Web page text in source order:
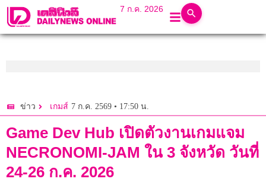
7 ก.ค. 2026
ข่าว เกมส์ 7 ก.ค. 2569 • 17:50 น.
Game Dev Hub เปิดตัวงานเกมแจม
NECRONOMI-JAM ใน 3 จังหวัด วันที่
24-26 ก.ค. 2026